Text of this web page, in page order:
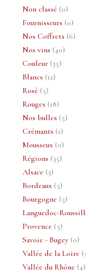
Non classé 00
produit
Fournisseurs 00
Nos Coffrets 66
Nos vins 4040
Couleur 3535
Blancs 1212
Rosé 55
produits
Rouges 1818
produits
Nos bulles 55
Crémants 11
produit
Mousseux 00
produit
Régions 3535
Alsace 33
produits
Bordeaux 55
produits
Bourgogne 55
Languedoc-
Provence 55
produits
Savoie - Bugey 00
Vallée de la Loire
Vallée du Rhône 44